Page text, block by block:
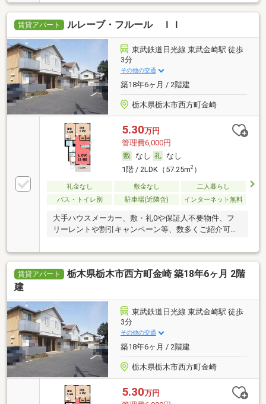
賃貸アパート ルレーブ・フルール ＩＩ
東武鉄道日光線 東武金崎駅 徒歩
3分
その他の交通
築18年6ヶ月 / 2階建
栃木県栃木市西方町金崎
5.30万円
管理費6,000円
なし
なし
1階 / 2LDK（57.25m2）
礼金なし 敷金なし
二人暮らし
バス・トイレ別
駐車場(近隣含) インターネット無料
大手ハウスメーカー、敷・礼0や保証人不要物件、フ
リーレントや割引キャンペーン等、数多くご紹介可能
賃貸アパート
栃木県栃木市西方町金崎 築18年6ヶ月 2階
建
東武鉄道日光線 東武金崎駅 徒歩
3分
その他の交通
築18年6ヶ月 / 2階建
栃木県栃木市西方町金崎
5.30万円